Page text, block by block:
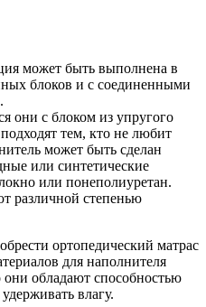
может быть выполнена в
блоков и с соединенными
они с блоком из упругого
тем, кто не любит
может быть сделан
или синтетические
или понеполиуретан.
различной степенью
ортопедический матрас
для наполнителя
обладают способностью
влагу.